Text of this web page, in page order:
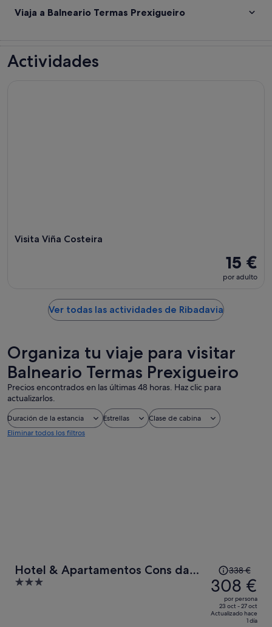
Viaja a Balneario Termas Prexigueiro
Actividades
Visita Viña Costeira
15 €
por adulto
Ver todas las actividades de Ribadavia
Organiza tu viaje para visitar
Balneario Termas Prexigueiro
Precios encontrados en las últimas 48 horas. Haz clic para
actualizarlos.
Duración de la estancia Estrellas
Clase de cabina
Eliminar todos los filtros
Hotel & Apartamentos Cons da
Garda
3
precio
era
de
338 €,
338 €
308 €
por persona
23 oct - 27 oct
Actualizado hace
1 día